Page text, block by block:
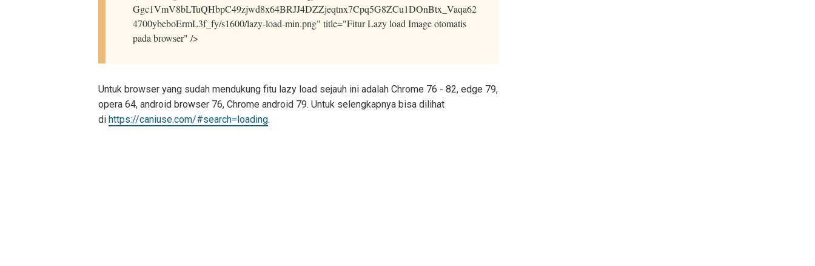
Ggc1VmV8bLTuQHbpC49zjwd8x64BRJJ4DZZjeqtnx7Cpq5G8ZCu1DOnBtx_Vaqa62
4700ybeboErmL3f_fy/s1600/lazy-load-min.png" title="Fitur Lazy load Image otomatis
pada browser" />
Untuk browser yang sudah mendukung fitu lazy load sejauh ini adalah Chrome 76 - 82, edge 79,
opera 64, android browser 76, Chrome android 79. Untuk selengkapnya bisa dilihat
di https://caniuse.com/#search=loading.